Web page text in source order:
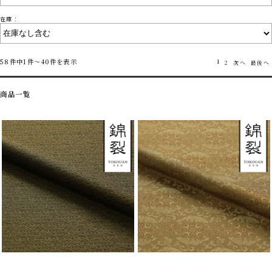
在庫：
58件中1件～40件を表示 1 2 次へ 最後へ
商品一覧